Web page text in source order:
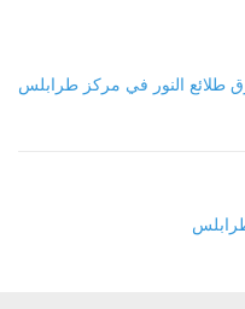
طلائع النور في مركز طرابلس